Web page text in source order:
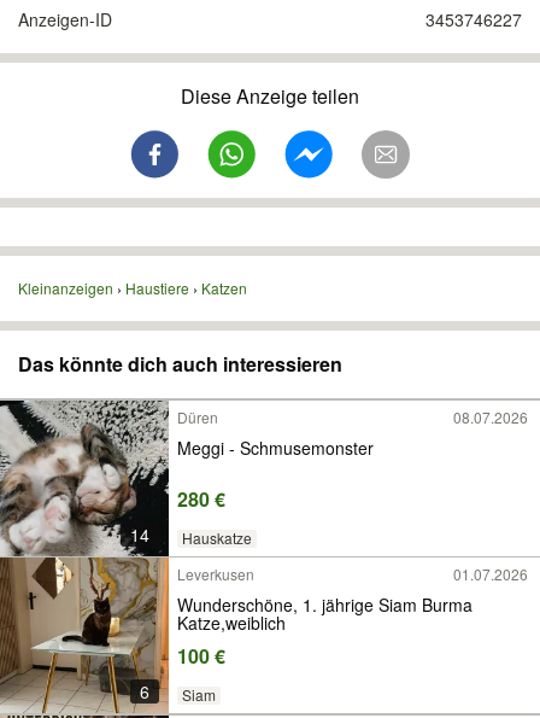
Anzeigen-ID 3453746227
Diese Anzeige teilen
Kleinanzeigen Haustiere Katzen
Das könnte dich auch interessieren
14
Düren 08.07.2026
Meggi - Schmusemonster
280 €
Hauskatze
6
Leverkusen 01.07.2026
Wunderschöne, 1. jährige Siam Burma
Katze,weiblich
100 €
Siam